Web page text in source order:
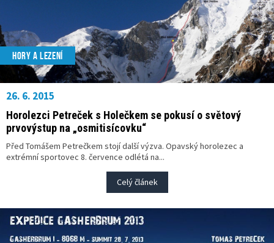
HORY A LEZENÍ
26. 6. 2015
Horolezci Petreček s Holečkem se pokusí o světový
prvovýstup na „osmitisícovku“
Před Tomášem Petrečkem stojí další výzva. Opavský horolezec a
extrémní sportovec 8. července odlétá na...
Celý článek